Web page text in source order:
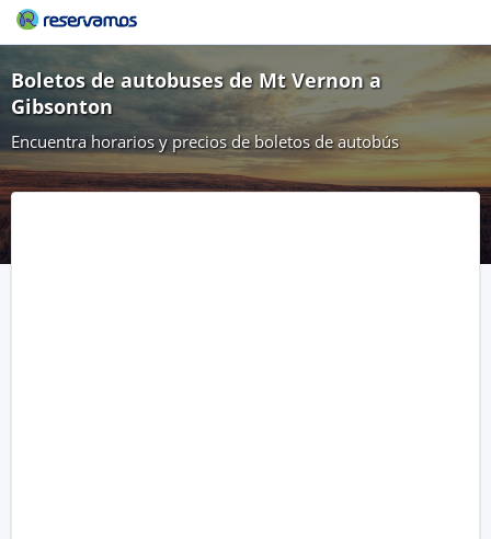
Boletos de autobuses de Mt Vernon a
Gibsonton
Encuentra horarios y precios de boletos de autobús